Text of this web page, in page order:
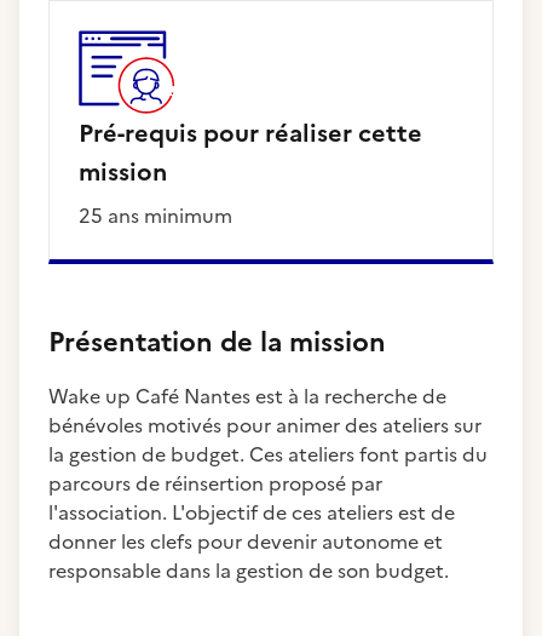
Pré-requis pour réaliser cette
mission
25 ans minimum
Présentation de la mission
Wake up Café Nantes est à la recherche de
bénévoles motivés pour animer des ateliers sur
la gestion de budget. Ces ateliers font partis du
parcours de réinsertion proposé par
l'association. L'objectif de ces ateliers est de
donner les clefs pour devenir autonome et
responsable dans la gestion de son budget.